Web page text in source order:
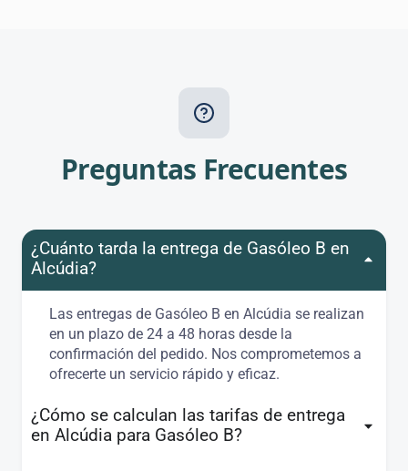
Preguntas Frecuentes
¿Cuánto tarda la entrega de Gasóleo B en
Alcúdia?
Las entregas de Gasóleo B en Alcúdia se realizan
en un plazo de 24 a 48 horas desde la
confirmación del pedido. Nos comprometemos a
ofrecerte un servicio rápido y eficaz.
¿Cómo se calculan las tarifas de entrega
en Alcúdia para Gasóleo B?